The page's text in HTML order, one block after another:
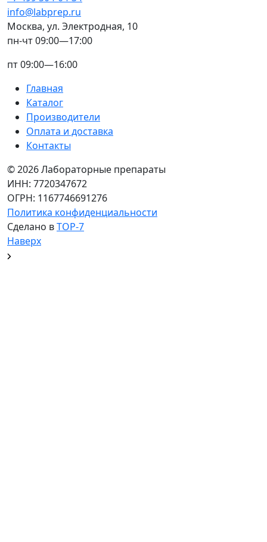
Главная
Каталог
Производители
Оплата и доставка
Контакты
info@labprep.ru
Москва, ул. Электродная, 10
пн-чт 09:00—17:00
пт 09:00—16:00
© 2026 Лабораторные препараты
ИНН: 7720347672
ОГРН: 1167746691276
Политика конфиденциальности
Сделано вTOP-7
Наверх